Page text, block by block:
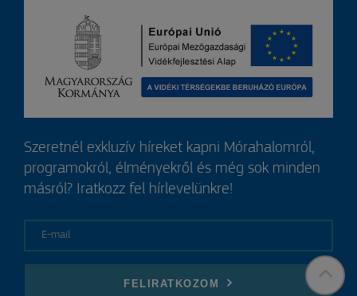
Szeretnél exkluzív híreket kapni Mórahalomról,
programokról, élményekről és még sok minden
másról? Iratkozz fel hírlevelünkre!
FELIRATKOZOM